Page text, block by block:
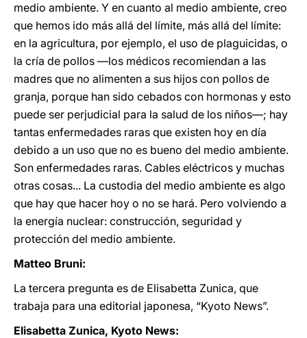
medio ambiente. Y en cuanto al medio ambiente, creo
que hemos ido más allá del límite, más allá del límite:
en la agricultura, por ejemplo, el uso de plaguicidas, o
la cría de pollos ―los médicos recomiendan a las
madres que no alimenten a sus hijos con pollos de
granja, porque han sido cebados con hormonas y esto
puede ser perjudicial para la salud de los niños―; hay
tantas enfermedades raras que existen hoy en día
debido a un uso que no es bueno del medio ambiente.
Son enfermedades raras. Cables eléctricos y muchas
otras cosas... La custodia del medio ambiente es algo
que hay que hacer hoy o no se hará. Pero volviendo a
la energía nuclear: construcción, seguridad y
protección del medio ambiente.
Matteo Bruni:
La tercera pregunta es de Elisabetta Zunica, que
trabaja para una editorial japonesa, “Kyoto News”.
Elisabetta Zunica, Kyoto News: